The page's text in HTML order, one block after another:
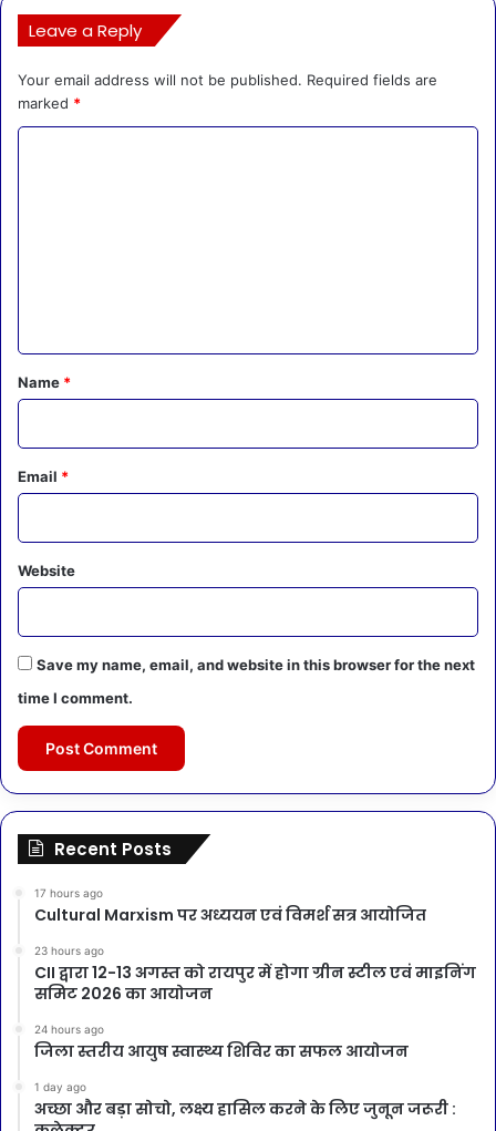
Leave a Reply
Your email address will not be published. Required fields are
marked *
*
Name *
Email *
Website
Save my name, email, and website in this browser for the next
time I comment.
Recent Posts
17 hours ago
Cultural Marxism पर अध्ययन एवं विमर्श सत्र आयोजित
23 hours ago
CII द्वारा 12-13 अगस्त को रायपुर में होगा ग्रीन स्टील एवं माइनिंग
समिट 2026 का आयोजन
24 hours ago
जिला स्तरीय आयुष स्वास्थ्य शिविर का सफल आयोजन
1 day ago
अच्छा और बड़ा सोचो, लक्ष्य हासिल करने के लिए जुनून जरूरी :